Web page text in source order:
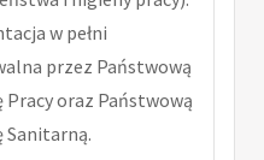
w pełni
przez Państwową
Pracy oraz Państwową
Sanitarną.